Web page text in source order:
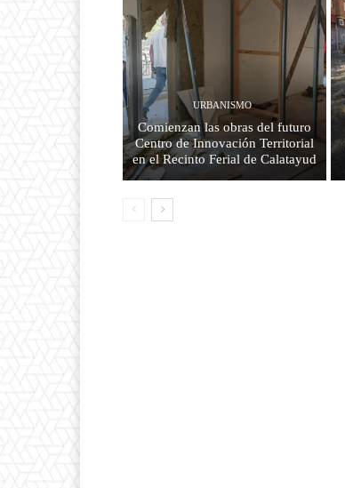
URBANISMO
Comienzan las obras del futuro
Centro de Innovación Territorial
en el Recinto Ferial de Calatayud